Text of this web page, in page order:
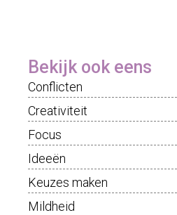
Bekijk ook eens
Conflicten
Creativiteit
Focus
Ideeën
Keuzes maken
Mildheid